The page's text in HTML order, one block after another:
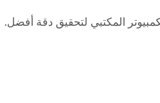
المكتبي لتحقيق دقة أفضل.